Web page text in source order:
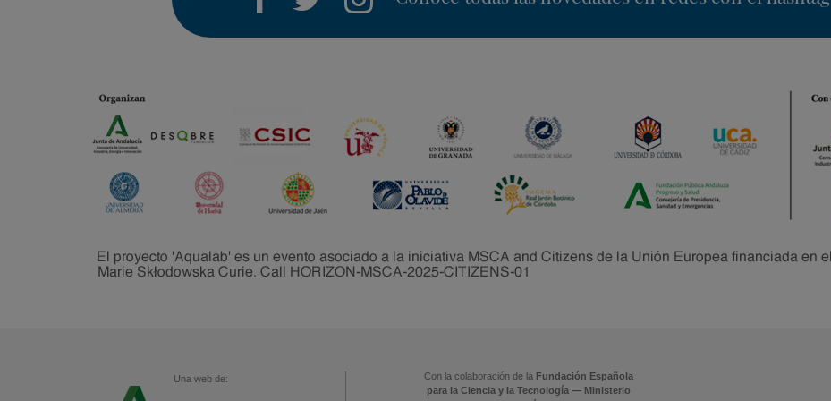
Una web de: Con la colaboración de la Fundación Española
para la Ciencia y la Tecnología — Ministerio